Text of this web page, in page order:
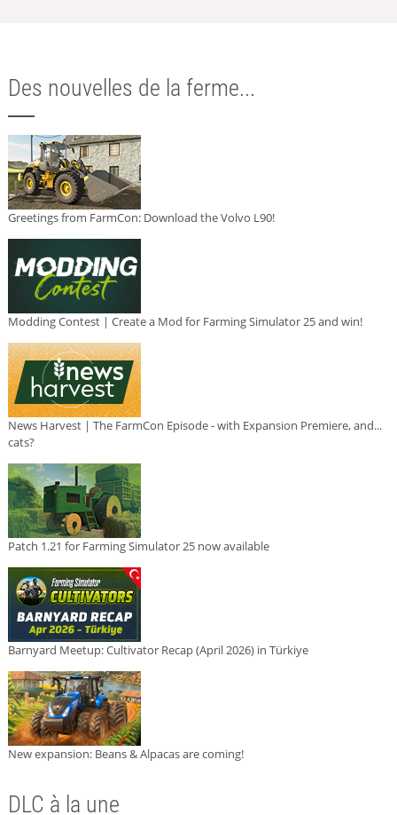
Des nouvelles de la ferme...
Greetings from FarmCon: Download the Volvo L90!
Modding Contest | Create a Mod for Farming Simulator 25 and win!
News Harvest | The FarmCon Episode - with Expansion Premiere, and...
cats?
Patch 1.21 for Farming Simulator 25 now available
Barnyard Meetup: Cultivator Recap (April 2026) in Türkiye
New expansion: Beans & Alpacas are coming!
DLC à la une